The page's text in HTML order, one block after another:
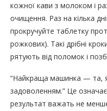
кожної кави з молоком і
очищення. Раз на кілька
прокручуйте таблетку
рожкових). Такі дрібні
рятують від поломок і
“Найкраща машинка — та,
задоволенням.” Це
результат важать не